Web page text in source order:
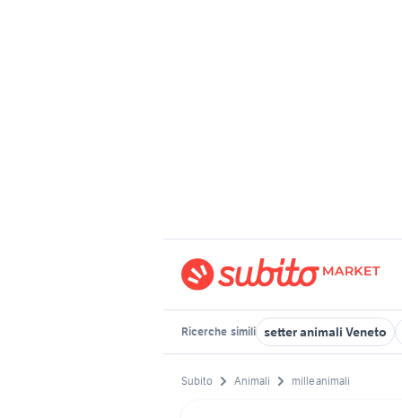
Ricerche simili setter animali Veneto
Subito Animali mille animali